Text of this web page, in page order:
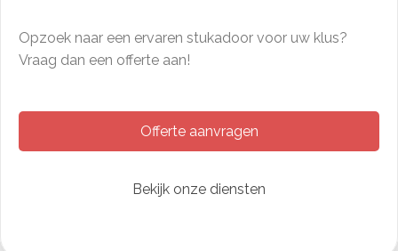
Opzoek naar een ervaren stukadoor voor uw klus?
Vraag dan een offerte aan!
Offerte aanvragen
Bekijk onze diensten